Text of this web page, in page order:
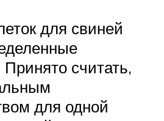
для свиней
считать,
для одной